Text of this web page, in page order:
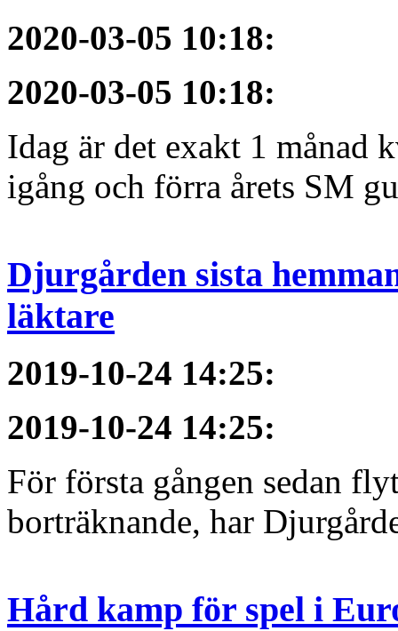
2020-03-05 10:18:
2020-03-05 10:18:
Idag är det exakt 1 månad
igång och förra årets SM
Djurgården sista
läktare
2019-10-24 14:25:
2019-10-24 14:25:
För första gången sedan
borträknande, har
Hård kamp för spel i